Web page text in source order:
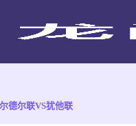
德尔联VS犹他联